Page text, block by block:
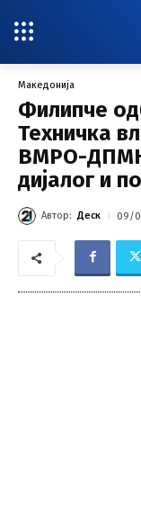
Македонија
Филипче
Техничка
ВМРО-
дијалог и
Автор: Деск 09/